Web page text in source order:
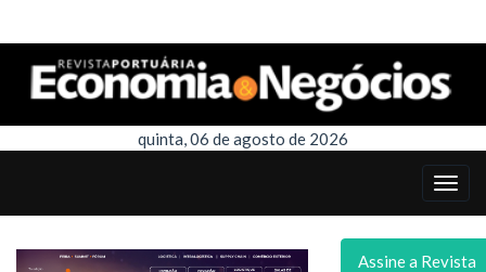
quinta, 06 de agosto de 2026
Assine a Revista